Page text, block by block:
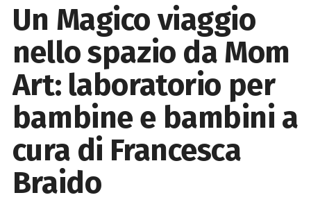
Un Magico viaggio
nello spazio da Mom
Art: laboratorio per
bambine e bambini a
cura di Francesca
Braido